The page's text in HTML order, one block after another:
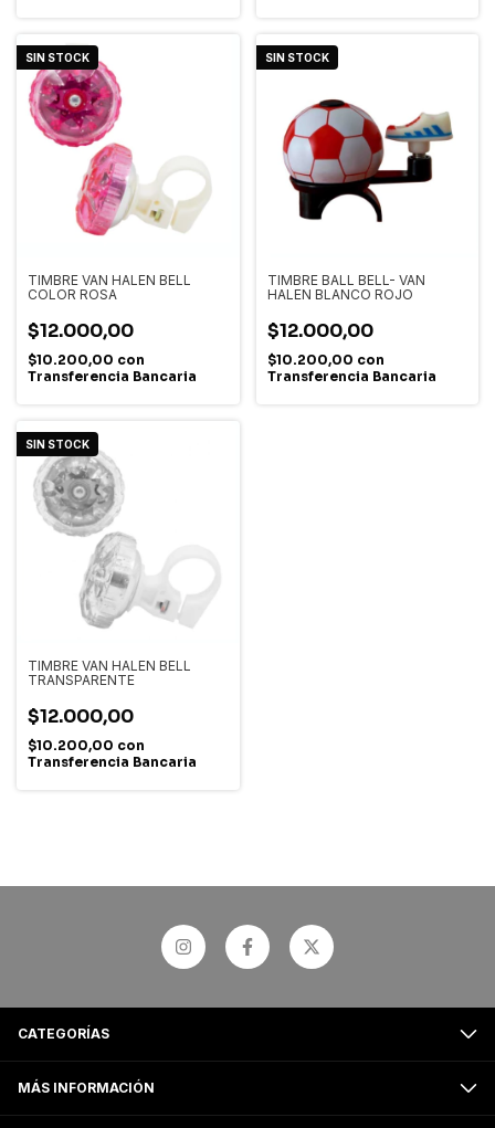
SIN STOCK
TIMBRE VAN HALEN BELL
COLOR ROSA
$12.000,00
$10.200,00 con
Transferencia Bancaria
SIN STOCK
TIMBRE BALL BELL- VAN
HALEN BLANCO ROJO
$12.000,00
$10.200,00 con
Transferencia Bancaria
SIN STOCK
TIMBRE VAN HALEN BELL
TRANSPARENTE
$12.000,00
$10.200,00 con
Transferencia Bancaria
CATEGORÍAS
MÁS INFORMACIÓN